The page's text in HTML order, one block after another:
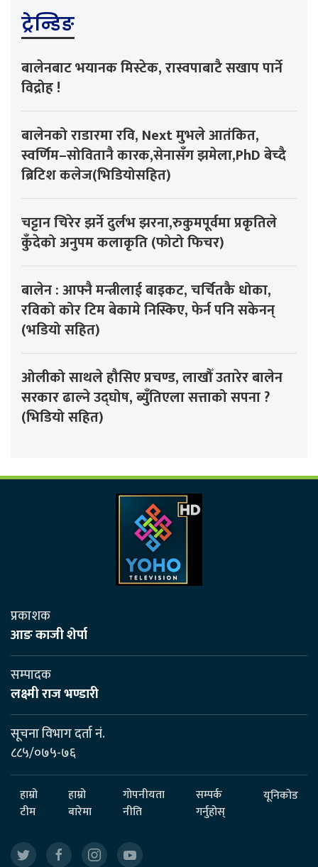
ट्रेन्डिङ
बालेनबाट भयानक मिस्टेक, रास्वपाबाटै सखाप पार्ने
विद्रोह !
बालेनको राडारमा रवि, Next मुभले आतंकित,
स्वर्णिम–सोवितानै कारक,सेनासँग झमेला,PhD बेच्दै
ब्रिटिश कलेज(भिडियोसहित)
चट्टान चिरेर झर्ने दुर्लभ झरना,रुकुमपूर्वमा प्रकृतिले
कुँदेको अनुपम कलाकृति (फोटो फिचर)
बालेन : आफ्नै मन्त्रीलाई बाइकट, चर्चितकै धोका,
रविको कोर टिम बेकामे निस्किए, फेर्न पनि सकेनन्
(भडियो सहित)
ओलीको साथले हौसिए प्रचण्ड, लाखौँ उतारेर बालेन
सरकार ढाल्ने उद्घोष, ब्युँतिएला सत्ताको सपना ?
(भिडियो सहित)
प्रकाशक
आङ काजी शेर्पा
सम्पादक
लक्ष्मी राज भण्डारी
सूचना विभाग दर्ता नं.
८८५/०७५-७६
हाम्रो
टीम
हाम्रो
बारेमा
गोपनीयता
नीति
सम्पर्क
गर्नुहोस्
यूनिकोड